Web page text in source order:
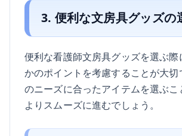
3. 便利な文房具グッズの
便利な看護師文房具グッズを選ぶ際
かのポイントを考慮することが大切
のニーズに合ったアイテムを選ぶ
よりスムーズに進むでしょう。